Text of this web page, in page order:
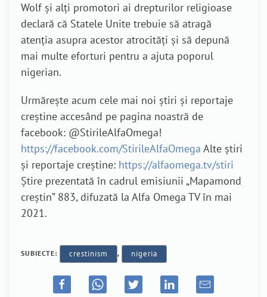
Wolf și alți promotori ai drepturilor religioase
declară că Statele Unite trebuie să atragă
atenția asupra acestor atrocități și să depună
mai multe eforturi pentru a ajuta poporul
nigerian.
Urmărește acum cele mai noi știri și reportaje
creștine accesând pe pagina noastră de
facebook: @StirileAlfaOmega!
https://facebook.com/StirileAlfaOmega Alte știri
și reportaje creștine: https://alfaomega.tv/stiri
Știre prezentată în cadrul emisiunii „Mapamond
creștin” 883, difuzată la Alfa Omega TV în mai
2021.
SUBIECTE: crestinism , nigeria